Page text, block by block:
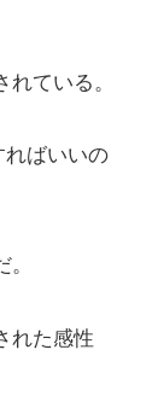
ている。
ればいいの
れた感性